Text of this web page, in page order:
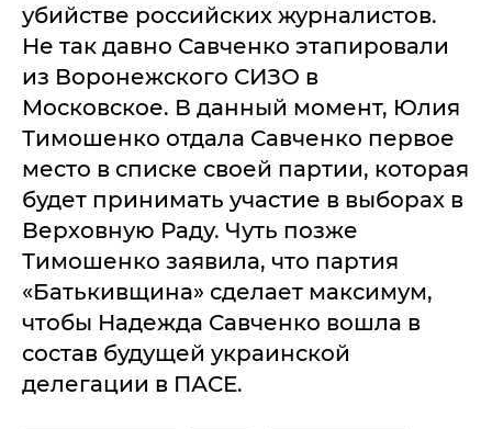
убийстве российских журналистов.
Не так давно Савченко этапировали
из Воронежского СИЗО в
Московское. В данный момент, Юлия
Тимошенко отдала Савченко первое
место в списке своей партии, которая
будет принимать участие в выборах в
Верховную Раду. Чуть позже
Тимошенко заявила, что партия
«Батькивщина» сделает максимум,
чтобы Надежда Савченко вошла в
состав будущей украинской
делегации в ПАСЕ.